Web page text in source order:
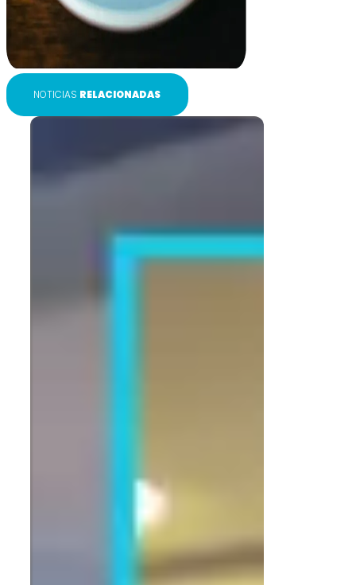
NOTICIAS RELACIONADAS